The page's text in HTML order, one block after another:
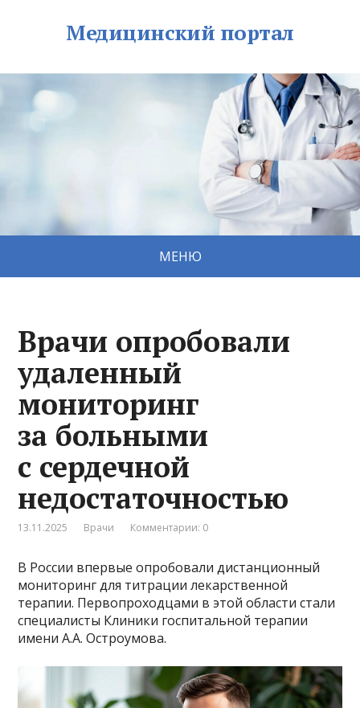
Медицинский портал
МЕНЮ
Врачи опробовали
удаленный
мониторинг
за больными
с сердечной
недостаточностью
13.11.2025 Врачи Комментарии: 0
В России впервые опробовали дистанционный
мониторинг для титрации лекарственной
терапии. Первопроходцами в этой области стали
специалисты Клиники госпитальной терапии
имени А.А. Остроумова.